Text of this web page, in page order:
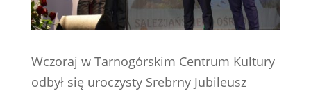
Wczoraj w Tarnogórskim Centrum Kultury
odbył się uroczysty Srebrny Jubileusz